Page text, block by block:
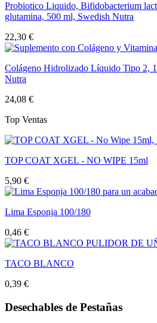
Probiotico Liquido, Bifidobacterium
glutamina, 500 ml, Swedish Nutra
22,30 €
Colágeno Hidrolizado Líquido Tipo 2,
Nutra
24,08 €
Top Ventas
TOP COAT XGEL - NO WIPE 15ml
5,90 €
Lima Esponja 100/180
0,46 €
TACO BLANCO
0,39 €
Desechables de Pestañas